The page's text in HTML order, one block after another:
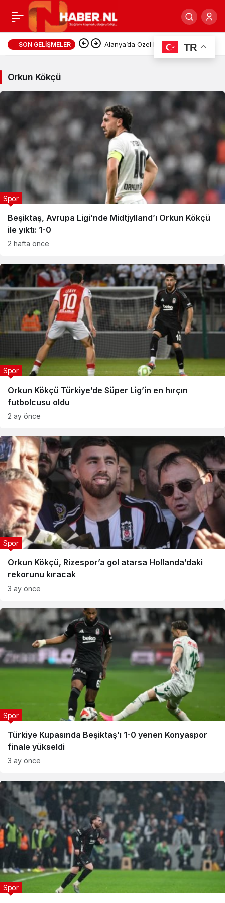
Orkun
Kökçü
Haberleri
SON GELIŞMELER Alanya’da Özel Hastanede 1.293
Konuyu CİMER’e Taşıdı
Orkun Kökçü
Beşiktaş, Avrupa Ligi’nde Midtjylland’ı Orkun Kökçü
ile yıktı: 1-0
Spor
2 hafta önce
Orkun Kökçü Türkiye’de Süper Lig’in en hırçın
futbolcusu oldu
Spor
2 ay önce
Orkun Kökçü, Rizespor’a gol atarsa Hollanda’daki
rekorunu kıracak
Spor
3 ay önce
Türkiye Kupasında Beşiktaş’ı 1-0 yenen Konyaspor
finale yükseldi
Spor
3 ay önce
Spor
TR